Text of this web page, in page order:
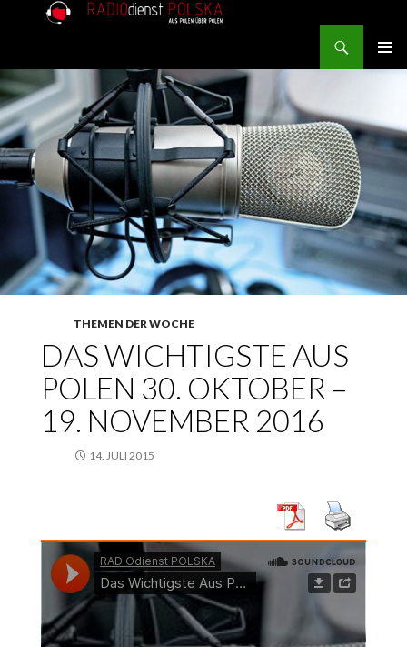
THEMEN DER WOCHE
DAS WICHTIGSTE AUS
POLEN 30. OKTOBER –
19. NOVEMBER 2016
14. JULI 2015